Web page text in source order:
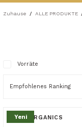
Zuhause ALLE PRODUKTE
Vorräte
Yeni
SİLDA ORGANICS